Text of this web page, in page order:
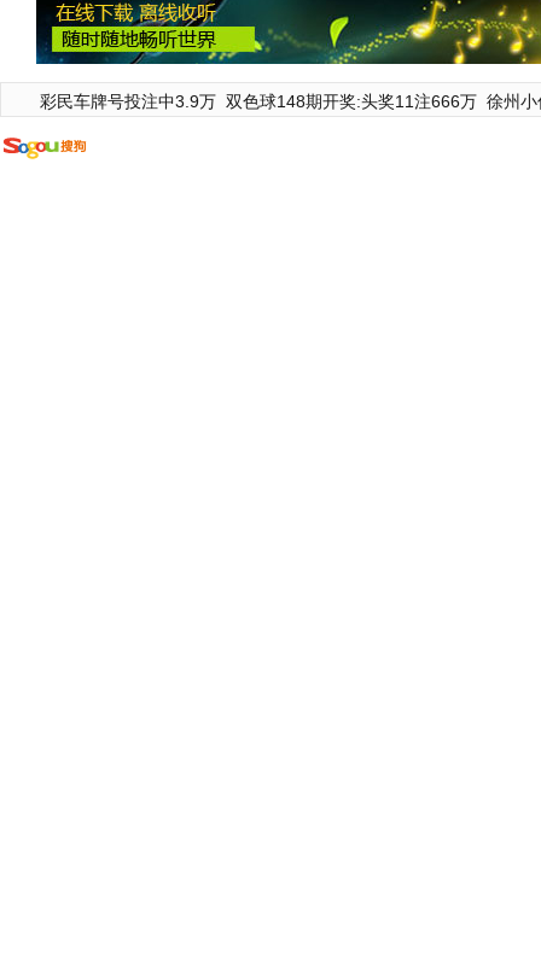
彩民车牌号投注中3.9万 双色球148期开奖:头奖11注666万 徐州